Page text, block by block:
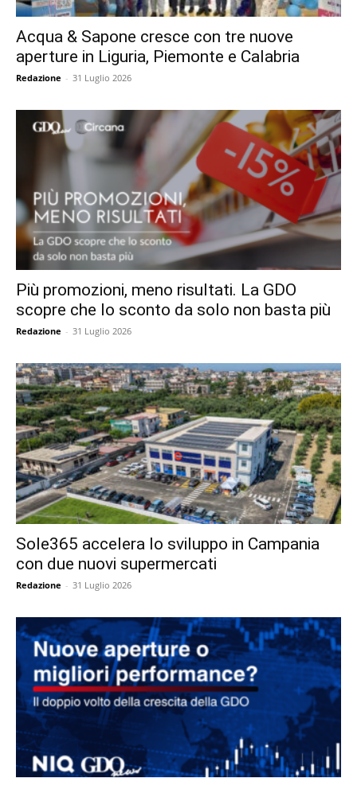
Acqua & Sapone cresce con tre nuove
aperture in Liguria, Piemonte e Calabria
Redazione - 31 Luglio 2026
Più promozioni, meno risultati. La GDO
scopre che lo sconto da solo non basta più
Redazione - 31 Luglio 2026
Sole365 accelera lo sviluppo in Campania
con due nuovi supermercati
Redazione - 31 Luglio 2026